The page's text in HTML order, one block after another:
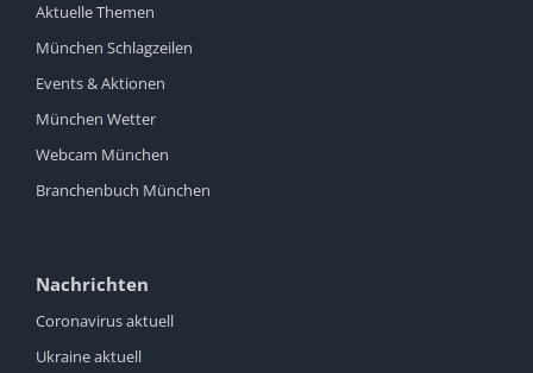
Aktuelle Themen
München Schlagzeilen
Events & Aktionen
München Wetter
Webcam München
Branchenbuch München
Nachrichten
Coronavirus aktuell
Ukraine aktuell